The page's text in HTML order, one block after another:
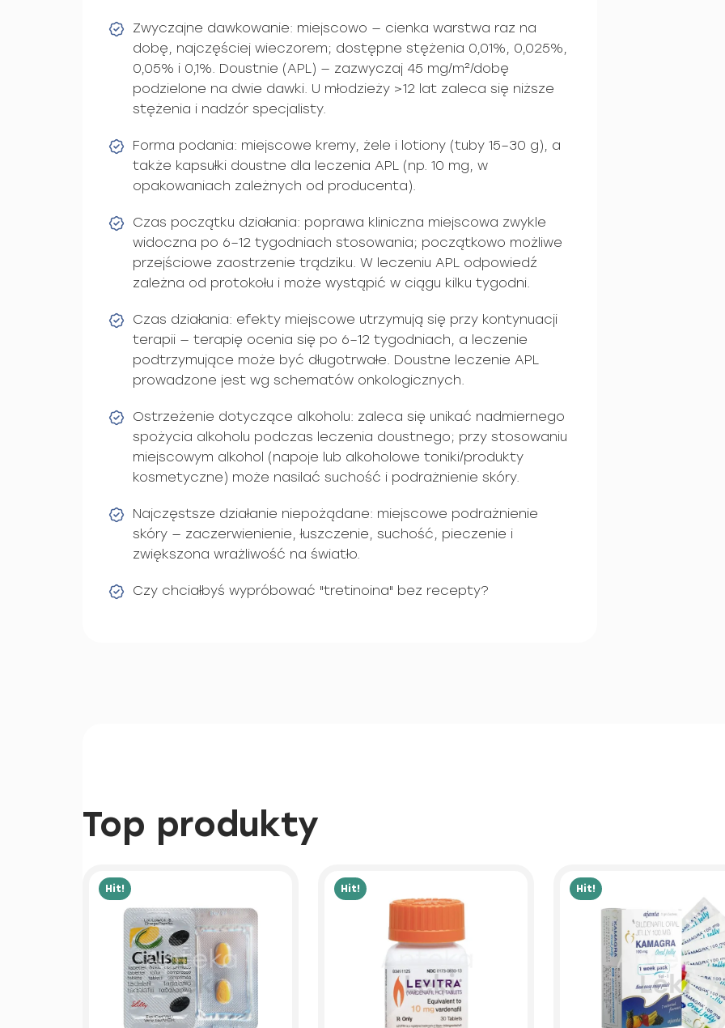
Zwyczajne dawkowanie: miejscowo — cienka warstwa raz na
dobę, najczęściej wieczorem; dostępne stężenia 0,01%, 0,025%,
0,05% i 0,1%. Doustnie (APL) — zazwyczaj 45 mg/m²/dobę
podzielone na dwie dawki. U młodzieży >12 lat zaleca się niższe
stężenia i nadzór specjalisty.
Forma podania: miejscowe kremy, żele i lotiony (tuby 15–30 g), a
także kapsułki doustne dla leczenia APL (np. 10 mg, w
opakowaniach zależnych od producenta).
Czas początku działania: poprawa kliniczna miejscowa zwykle
widoczna po 6–12 tygodniach stosowania; początkowo możliwe
przejściowe zaostrzenie trądziku. W leczeniu APL odpowiedź
zależna od protokołu i może wystąpić w ciągu kilku tygodni.
Czas działania: efekty miejscowe utrzymują się przy kontynuacji
terapii — terapię ocenia się po 6–12 tygodniach, a leczenie
podtrzymujące może być długotrwałe. Doustne leczenie APL
prowadzone jest wg schematów onkologicznych.
Ostrzeżenie dotyczące alkoholu: zaleca się unikać nadmiernego
spożycia alkoholu podczas leczenia doustnego; przy stosowaniu
miejscowym alkohol (napoje lub alkoholowe toniki/produkty
kosmetyczne) może nasilać suchość i podrażnienie skóry.
Najczęstsze działanie niepożądane: miejscowe podrażnienie
skóry — zaczerwienienie, łuszczenie, suchość, pieczenie i
zwiększona wrażliwość na światło.
Czy chciałbyś wypróbować "tretinoina" bez recepty?
Top produkty
Hit! Hit! Hit!